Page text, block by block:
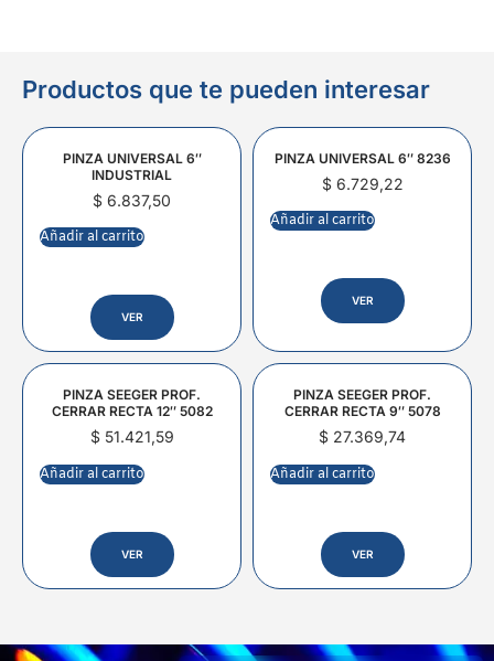
Productos que te pueden interesar
PINZA UNIVERSAL 6″
INDUSTRIAL
$ 6.837,50
Añadir al carrito
VER
PINZA UNIVERSAL 6″ 8236
$6.729,22
Añadir al carrito
VER
PINZA SEEGER PROF.
CERRAR RECTA 12″ 5082
$51.421,59
Añadir al carrito
VER
PINZA SEEGER PROF.
CERRAR RECTA 9″ 5078
$ 27.369,74
Añadir al carrito
VER